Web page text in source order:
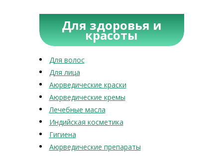
Для здоровья и
красоты
Для волос
Для лица
Аюрведические краски
Аюрведические кремы
Лечебные масла
Индийская косметика
Гигиена
Аюрведические препараты